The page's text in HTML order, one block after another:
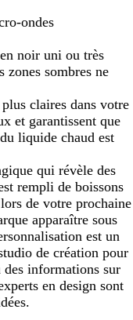
ondes
noir uni ou très
zones sombres ne
claires dans votre
et garantissent que
liquide chaud est
qui révèle des
rempli de boissons
de votre prochaine
apparaître sous
est un
de création pour
informations sur
en design sont